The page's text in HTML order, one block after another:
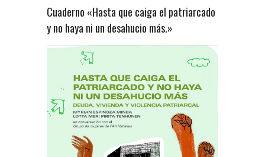
Cuaderno «Hasta que caiga el patriarcado
y no haya ni un desahucio más.»